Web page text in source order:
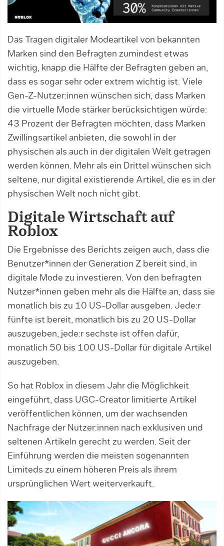
Das Tragen digitaler Modeartikel von bekannten
Marken sind den Befragten zumindest etwas
wichtig, knapp die Hälfte der Befragten geben an,
dass es sogar sehr oder extrem wichtig ist. Viele
Gen-Z-Nutzer:innen wünschen sich, dass Marken
die virtuelle Mode stärker berücksichtigen würde:
43 Prozent der Befragten möchten, dass Marken
Zwillingsartikel anbieten, die sowohl in der
physischen als auch in der digitalen Welt getragen
werden können. Mehr als ein Drittel wünschen sich
seltene, nur digital existierende Artikel, die es in der
physischen Welt noch nicht gibt.
Digitale Wirtschaft auf
Roblox
Die Ergebnisse des Berichts zeigen auch, dass die
Benutzer*innen der Generation Z bereit sind, in
digitale Mode zu investieren. Von den befragten
Nutzer*innen geben mehr als die Hälfte an, dass sie
monatlich bis zu 10 US-Dollar ausgeben. Jede:r
fünfte ist bereit, monatlich bis zu 20 US-Dollar
auszugeben, jede:r sechste ist offen dafür,
monatlich 50 bis 100 US-Dollar für digitale Artikel
auszugeben.
So hat Roblox in diesem Jahr die Möglichkeit
eingeführt, dass UGC-Creator limitierte Artikel
veröffentlichen können, um der wachsenden
Nachfrage der Nutzer:innen nach exklusiven und
seltenen Artikeln gerecht zu werden. Seit der
Einführung werden die meisten sogenannten
Limiteds zu einem höheren Preis als ihrem
ursprünglichen Wert weiterverkauft.